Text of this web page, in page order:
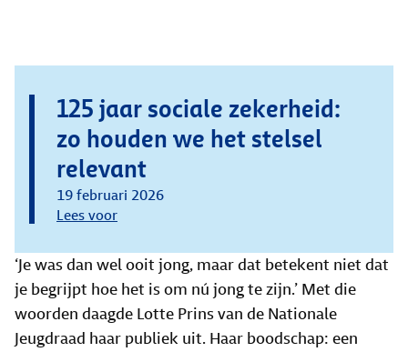
125 jaar sociale zekerheid:
zo houden we het stelsel
relevant
19 februari 2026
Lees voor
‘Je was dan wel ooit jong, maar dat betekent niet dat
je begrijpt hoe het is om nú jong te zijn.’ Met die
woorden daagde Lotte Prins van de Nationale
Jeugdraad haar publiek uit. Haar boodschap: een